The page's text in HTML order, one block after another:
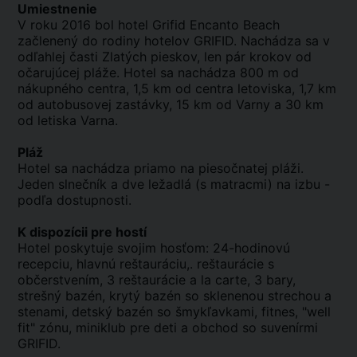
Umiestnenie
V roku 2016 bol hotel Grifid Encanto Beach
začlenený do rodiny hotelov GRIFID. Nachádza sa v
odľahlej časti Zlatých pieskov, len pár krokov od
očarujúcej pláže. Hotel sa nachádza 800 m od
nákupného centra, 1,5 km od centra letoviska, 1,7 km
od autobusovej zastávky, 15 km od Varny a 30 km
od letiska Varna.
Pláž
Hotel sa nachádza priamo na piesočnatej pláži.
Jeden slnečník a dve ležadlá (s matracmi) na izbu -
podľa dostupnosti.
K dispozícii pre hostí
Hotel poskytuje svojim hosťom: 24-hodinovú
recepciu, hlavnú reštauráciu,. reštaurácie s
občerstvením, 3 reštaurácie a la carte, 3 bary,
strešný bazén, krytý bazén so sklenenou strechou a
stenami, detský bazén so šmykľavkami, fitnes, "well
fit" zónu, miniklub pre deti a obchod so suvenírmi
GRIFID.